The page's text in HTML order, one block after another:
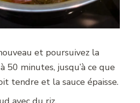
et poursuivez la
50 minutes, jusqu’à ce que
tendre et la sauce épaisse.